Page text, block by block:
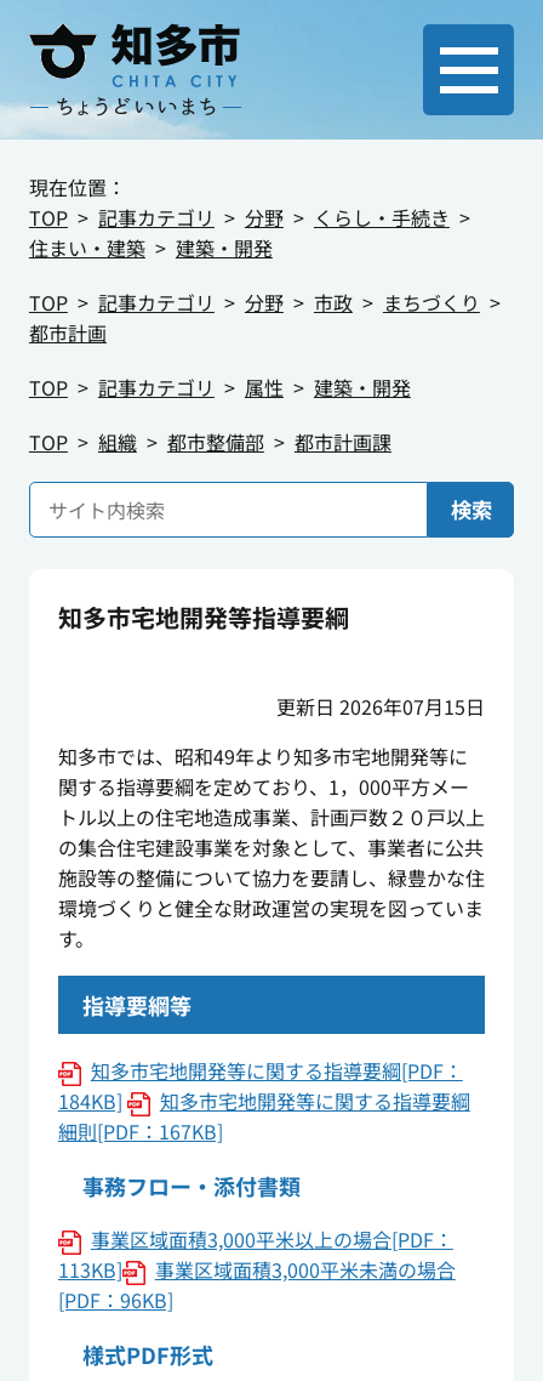
現在位置：
TOP
記事カテゴリ 分野
くらし・手続き
住まい・建築
建築・開発
TOP
記事カテゴリ 分野 市政
まちづくり
都市計画
TOP
記事カテゴリ 属性
建築・開発
TOP
組織 都市整備部 都市計画課
検索
知多市宅地開発等指導要綱
更新日 2026年07月15日
知多市では、昭和49年より知多市宅地開発等に
関する指導要綱を定めており、1，000平方メー
トル以上の住宅地造成事業、計画戸数２０戸以上
の集合住宅建設事業を対象として、事業者に公共
施設等の整備について協力を要請し、緑豊かな住
環境づくりと健全な財政運営の実現を図っていま
す。
指導要綱等
知多市宅地開発等に関する指導要綱[PDF：
184KB]
知多市宅地開発等に関する指導要綱
細則[PDF：167KB]
事務フロー・添付書類
事業区域面積3,000平米以上の場合[PDF：
113KB]
事業区域面積3,000平米未満の場合
[PDF：96KB]
様式PDF形式